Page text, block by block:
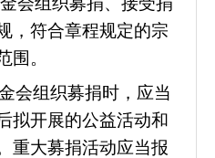
，符合章程规定的宗
围。
会组织募捐时，应当
拟开展的公益活动和
重大募捐活动应当报